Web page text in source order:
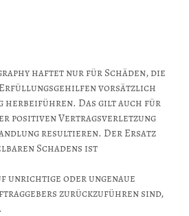
haftet nur für Schäden, die
vorsätzlich
herbeiführen. Das gilt auch für
positiven Vertragsverletzung
resultieren. Der Ersatz
Schadens ist
unrichtige oder ungenaue
zurückzuführen sind,